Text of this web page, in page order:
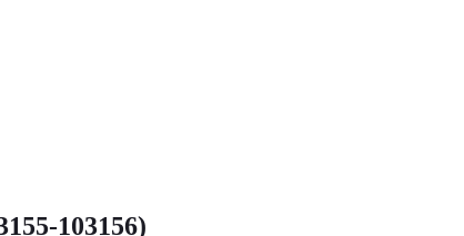
103156)